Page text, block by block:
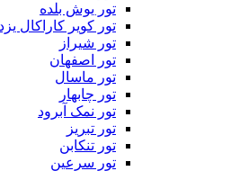
تور یوش بلده
تور کویر کاراکال یزد
تور شیراز
تور اصفهان
تور ماسال
تور چابهار
تور نمک آبرود
تور تبریز
تور تنکابن
تور سرعین